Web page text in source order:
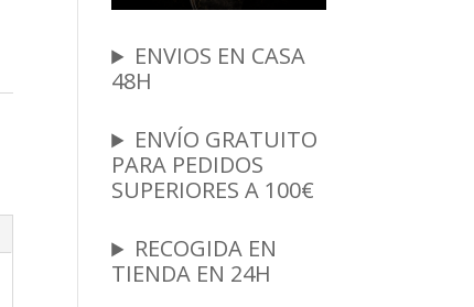
ENVIOS EN CASA
48H
ENVÍO GRATUITO
PARA PEDIDOS
SUPERIORES A 100€
RECOGIDA EN
TIENDA EN 24H